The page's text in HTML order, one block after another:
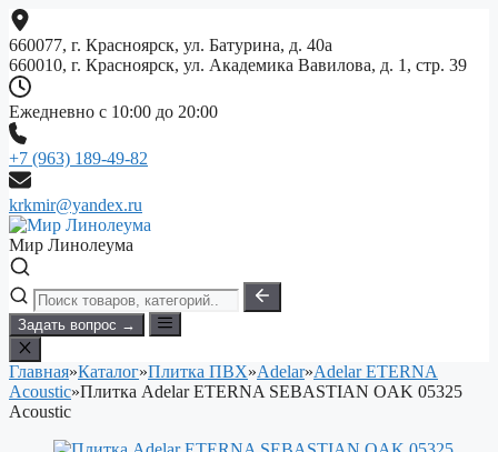
Перейти
к
содержимому
660077, г. Красноярск, ул. Батурина, д. 40а
660010, г. Красноярск, ул. Академика Вавилова, д. 1, стр. 39
Ежедневно с 10:00 до 20:00
+7 (963) 189-49-82
krkmir@yandex.ru
Мир Линолеума
Задать вопрос →
Главная»Каталог»Плитка ПВХ»Adelar»Adelar ETERNA
Acoustic»Плитка Adelar ETERNA SEBASTIAN OAK 05325
Acoustic